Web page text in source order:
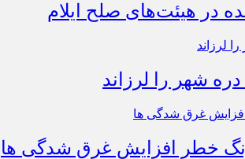
زنگ خطر افزایش غرق شدگی ها